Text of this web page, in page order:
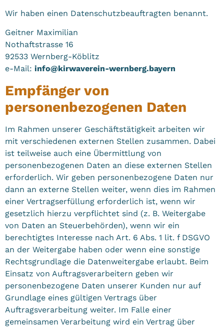
Wir haben einen Datenschutzbeauftragten benannt.
Geitner Maximilian
Nothaftstrasse 16
92533 Wernberg-Köblitz
e-Mail: info@kirwaverein-wernberg.bayern
Empfänger von
personenbezogenen Daten
Im Rahmen unserer Geschäftstätigkeit arbeiten wir
mit verschiedenen externen Stellen zusammen. Dabei
ist teilweise auch eine Übermittlung von
personenbezogenen Daten an diese externen Stellen
erforderlich. Wir geben personenbezogene Daten nur
dann an externe Stellen weiter, wenn dies im Rahmen
einer Vertragserfüllung erforderlich ist, wenn wir
gesetzlich hierzu verpflichtet sind (z. B. Weitergabe
von Daten an Steuerbehörden), wenn wir ein
berechtigtes Interesse nach Art. 6 Abs. 1 lit. f DSGVO
an der Weitergabe haben oder wenn eine sonstige
Rechtsgrundlage die Datenweitergabe erlaubt. Beim
Einsatz von Auftragsverarbeitern geben wir
personenbezogene Daten unserer Kunden nur auf
Grundlage eines gültigen Vertrags über
Auftragsverarbeitung weiter. Im Falle einer
gemeinsamen Verarbeitung wird ein Vertrag über